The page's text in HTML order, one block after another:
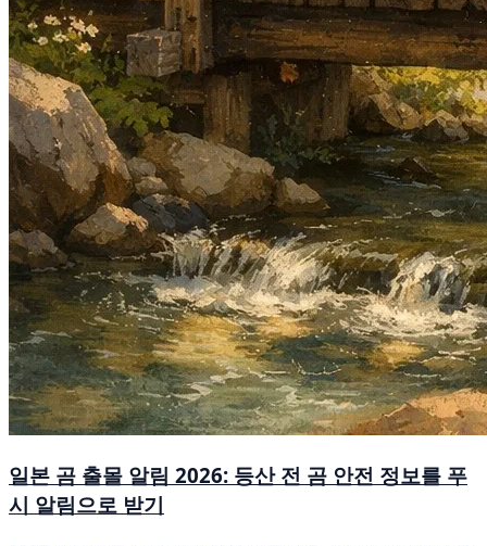
일본 곰 출몰 알림 2026: 등산 전 곰 안전 정보를 푸
시 알림으로 받기